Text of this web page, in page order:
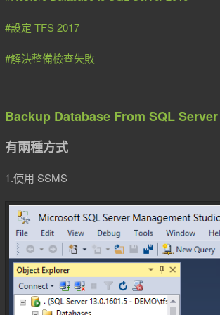
#設定 TFS 2017
#解決整備檢查失敗
Backup Database From SQL
有兩種方式
1.使用 SSMS